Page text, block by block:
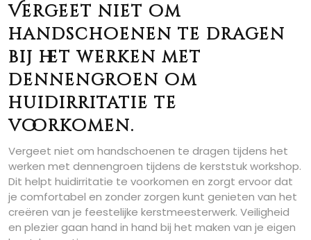
Vergeet niet om
handschoenen te dragen
bij het werken met
dennengroen om
huidirritatie te
voorkomen.
Vergeet niet om handschoenen te dragen tijdens het
werken met dennengroen tijdens de kerststuk workshop.
Dit helpt huidirritatie te voorkomen en zorgt ervoor dat
je comfortabel en zonder zorgen kunt genieten van het
creëren van je feestelijke kerstmeesterwerk. Veiligheid
en plezier gaan hand in hand bij het maken van je eigen